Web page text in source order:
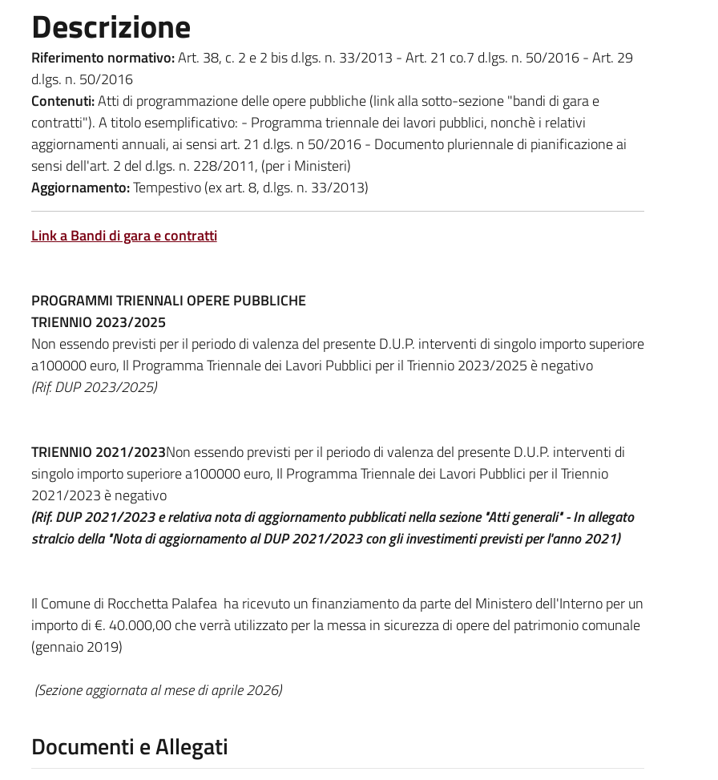
Descrizione
Riferimento normativo:Art. 38, c. 2 e 2 bis d.lgs. n. 33/2013 - Art. 21 co.7 d.lgs. n. 50/2016 - Art. 29
d.lgs. n. 50/2016
Contenuti:Atti di programmazione delle opere pubbliche (link alla sotto-sezione "bandi di gara e
contratti"). A titolo esemplificativo: - Programma triennale dei lavori pubblici, nonchè i relativi
aggiornamenti annuali, ai sensi art. 21 d.lgs. n 50/2016 - Documento pluriennale di pianificazione ai
sensi dell'art. 2 del d.lgs. n. 228/2011, (per i Ministeri)
Aggiornamento:Tempestivo (ex art. 8, d.lgs. n. 33/2013)
Link a Bandi di gara e contratti
PROGRAMMI TRIENNALI OPERE PUBBLICHE
TRIENNIO 2023/2025
Non essendo previsti per il periodo di valenza del presente D.U.P. interventi di singolo importo superiore
a100000 euro, Il Programma Triennale dei Lavori Pubblici per il Triennio 2023/2025 è negativo
(Rif. DUP 2023/2025)
TRIENNIO 2021/2023Non essendo previsti per il periodo di valenza del presente D.U.P. interventi di
singolo importo superiore a100000 euro, Il Programma Triennale dei Lavori Pubblici per il Triennio
2021/2023 è negativo
(Rif. DUP 2021/2023 e relativa nota di aggiornamento pubblicati nella sezione "Atti generali" - In allegato
stralcio della "Nota di aggiornamento al DUP 2021/2023 con gli investimenti previsti per l'anno 2021)
Il Comune di Rocchetta Palafea ha ricevuto un finanziamento da parte del Ministero dell'Interno per un
importo di €. 40.000,00 che verrà utilizzato per la messa in sicurezza di opere del patrimonio comunale
(gennaio 2019)
(Sezione aggiornata al mese di aprile 2026)
Documenti e Allegati